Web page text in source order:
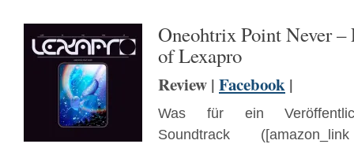
Oneohtrix Point Never
of Lexapro
Review | Facebook |
Was für ein
Soundtrack